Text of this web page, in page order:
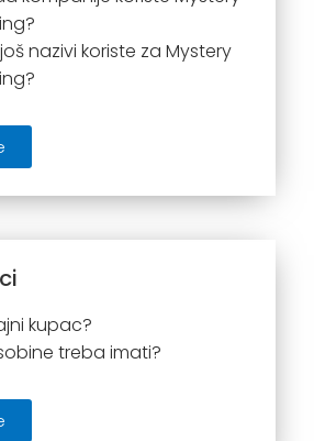
nazivi koriste za Mystery
kupac?
treba imati?